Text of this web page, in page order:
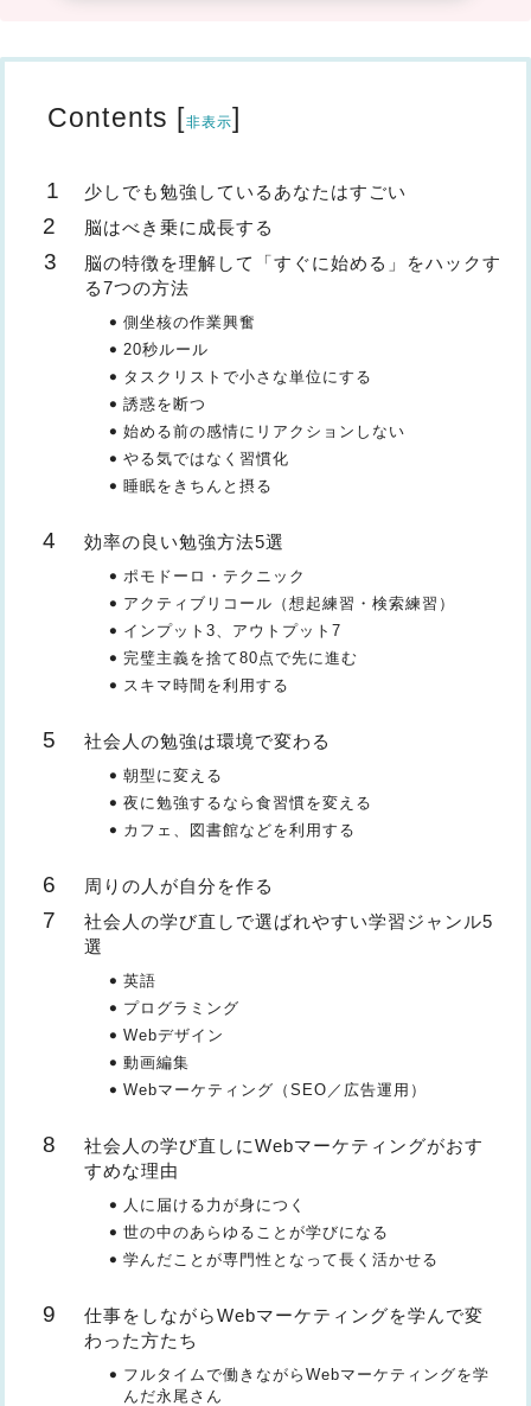
Contents [非表示]
少しでも勉強しているあなたはすごい
脳はべき乗に成長する
脳の特徴を理解して「すぐに始める」をハックす
る7つの方法
側坐核の作業興奮
20秒ルール
タスクリストで小さな単位にする
誘惑を断つ
始める前の感情にリアクションしない
やる気ではなく習慣化
睡眠をきちんと摂る
効率の良い勉強方法5選
ポモドーロ・テクニック
アクティブリコール（想起練習・検索練習）
インプット3、アウトプット7
完璧主義を捨て80点で先に進む
スキマ時間を利用する
社会人の勉強は環境で変わる
朝型に変える
夜に勉強するなら食習慣を変える
カフェ、図書館などを利用する
周りの人が自分を作る
社会人の学び直しで選ばれやすい学習ジャンル5
選
英語
プログラミング
Webデザイン
動画編集
Webマーケティング（SEO／広告運用）
社会人の学び直しにWebマーケティングがおす
すめな理由
人に届ける力が身につく
世の中のあらゆることが学びになる
学んだことが専門性となって長く活かせる
仕事をしながらWebマーケティングを学んで変
わった方たち
フルタイムで働きながらWebマーケティングを学
んだ永尾さん